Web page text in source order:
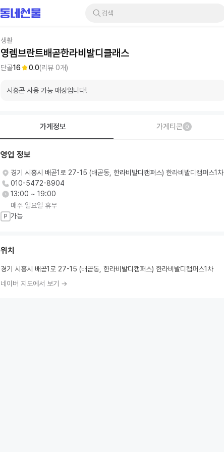
검색
생활
영렘브란트배곧한라비발디클래스
단골16 0.0(리뷰 0개)
시흥콘 사용 가능 매장입니다!
가게정보 가게티콘 0
영업 정보
경기 시흥시 배곧1로 27-15 (배곧동, 한라비발디캠퍼스) 한라비발디캠퍼스1차
010-5472-8904
13:00 ~ 19:00
매주 일요일 휴무
P 가능
위치
경기 시흥시 배곧1로 27-15 (배곧동, 한라비발디캠퍼스) 한라비발디캠퍼스1차
네이버 지도에서 보기 →